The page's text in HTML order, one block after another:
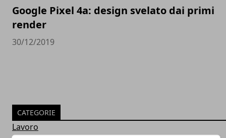
Google Pixel 4a: design svelato dai primi
render
30/12/2019
CATEGORIE
Lavoro